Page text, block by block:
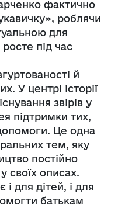
фактично
роблячи
для
під час
й
У центрі історії
звірів у
підтримки тих,
Це одна
тем, яку
постійно
своїх описах.
для дітей, і для
батькам